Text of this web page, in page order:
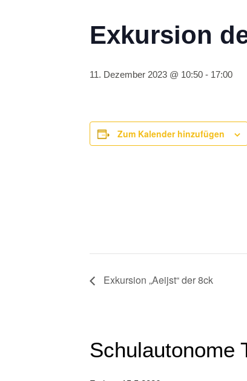
Exkursion
11. Dezember 2023 @ 10:50 - 17:00
Zum Kalender hinzufügen
Exkursion „Aeijst“ der 8ck
Schulautonome